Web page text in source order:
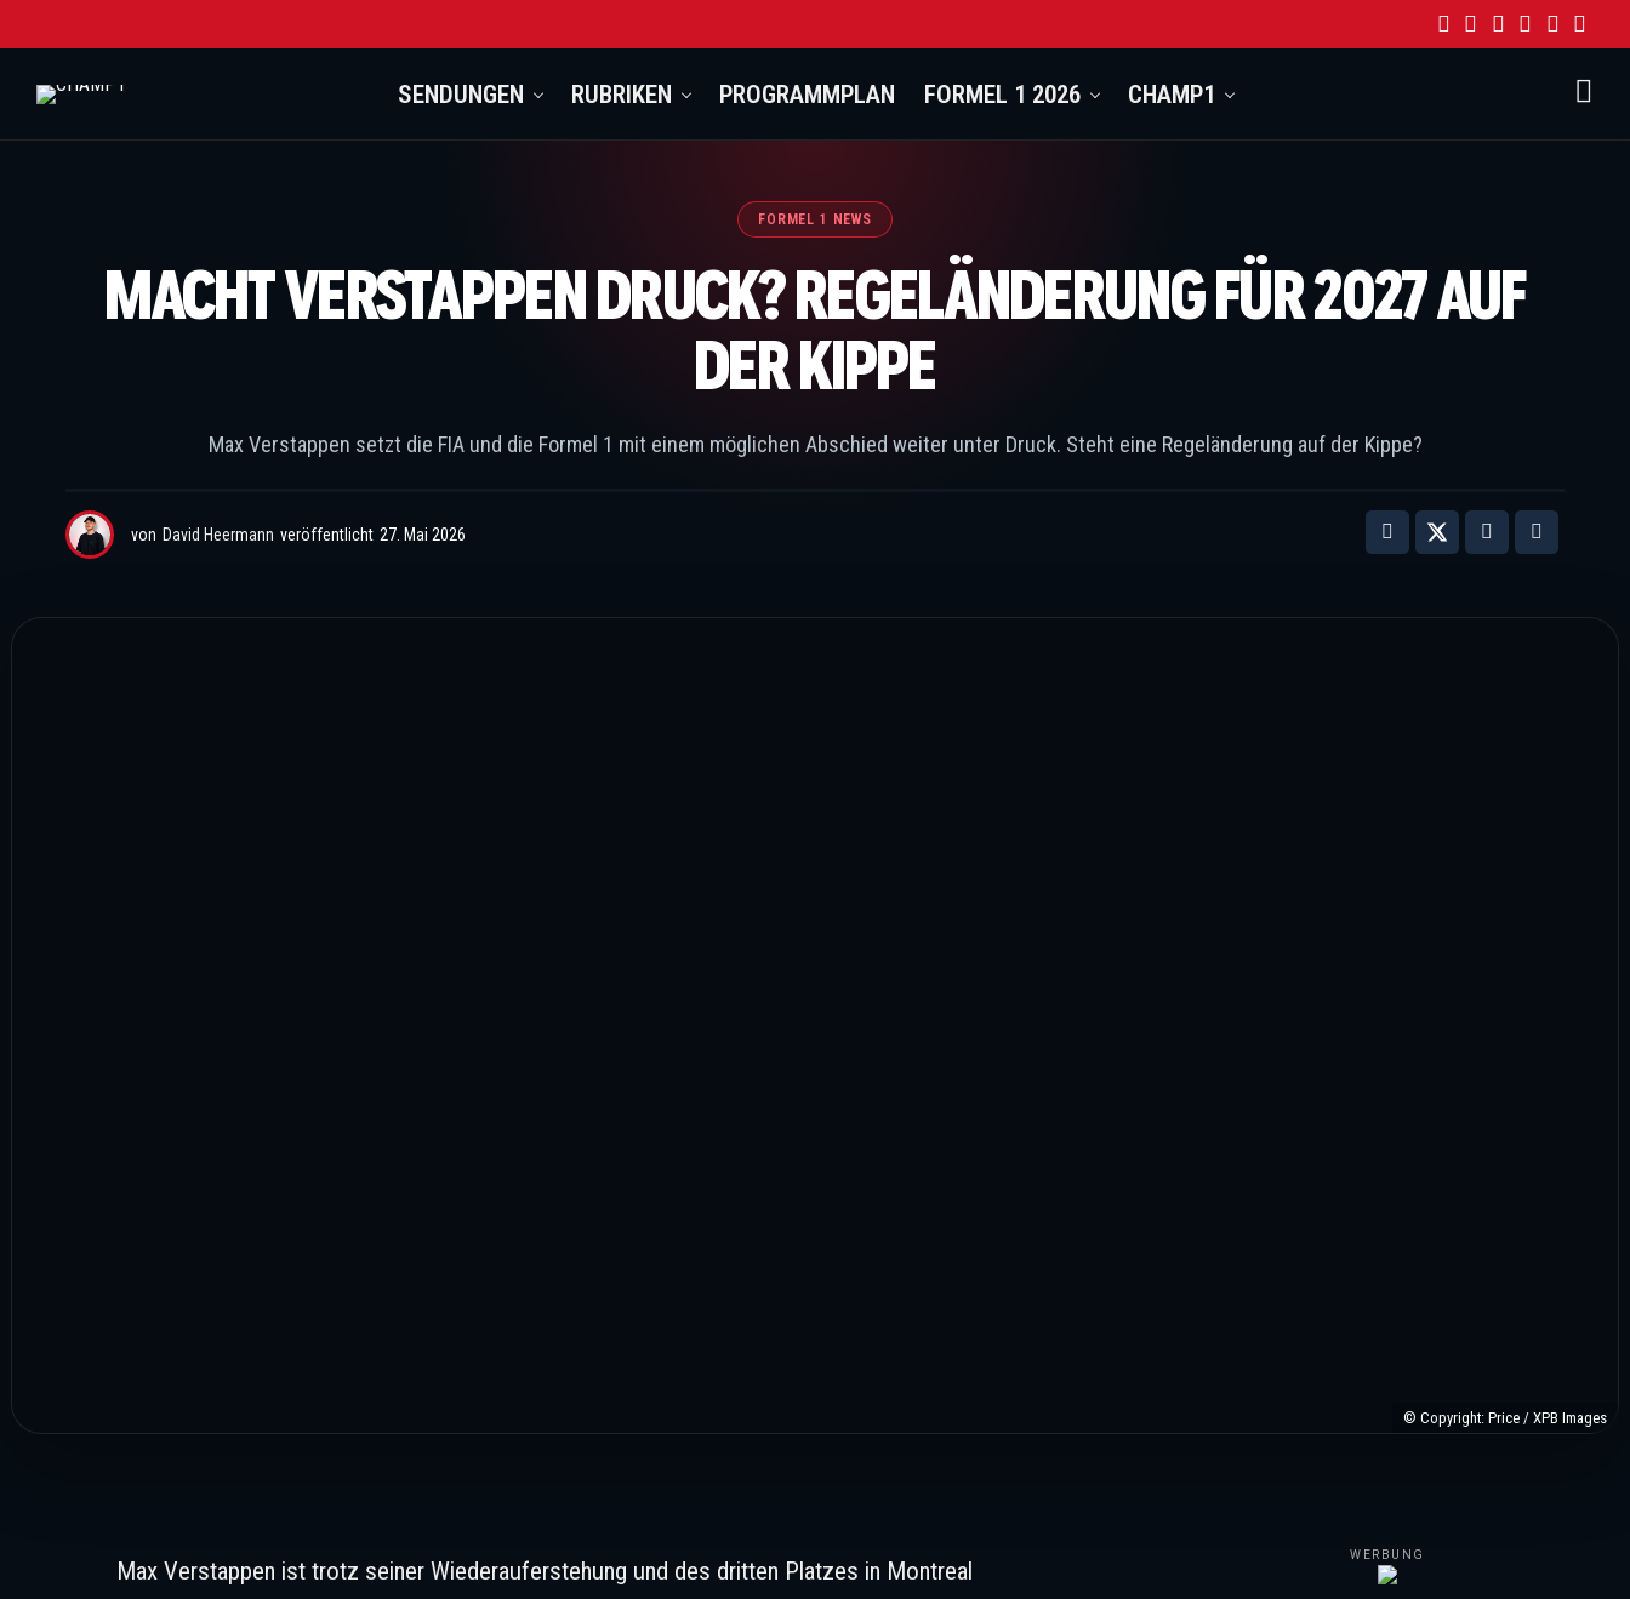
SENDUNGEN RUBRIKEN PROGRAMMPLAN FORMEL 1 2026 CHAMP1
FORMEL 1 NEWS
MACHT VERSTAPPEN DRUCK? REGELÄNDERUNG FÜR 2027 AUF
DER KIPPE
Max Verstappen setzt die FIA und die Formel 1 mit einem möglichen Abschied weiter unter Druck. Steht eine Regeländerung auf der Kippe?
von David Heermann veröffentlicht 27. Mai 2026
© Copyright: Price / XPB Images
Max Verstappen ist trotz seiner Wiederauferstehung und des dritten Platzes in Montreal
WERBUNG